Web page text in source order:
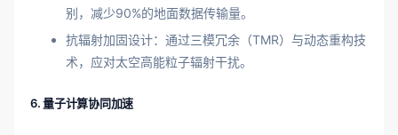
别，减少90%的地面数据传输量。
抗辐射加固设计：通过三模冗余（TMR）与动态重构技
术，应对太空高能粒子辐射干扰。
6. 量子计算协同加速